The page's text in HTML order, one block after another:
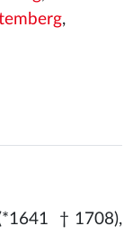
,
†1708),